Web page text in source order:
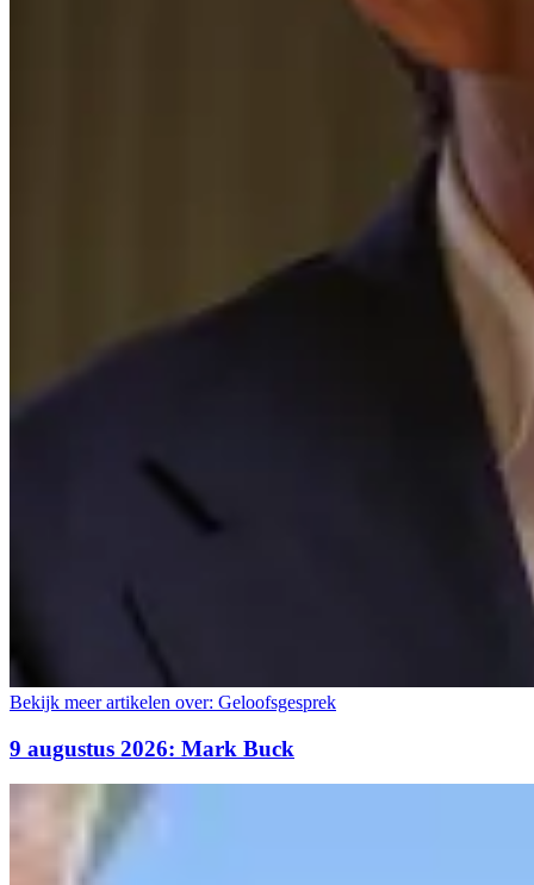
Bekijk meer artikelen over: Geloofsgesprek
9 augustus 2026: Mark Buck